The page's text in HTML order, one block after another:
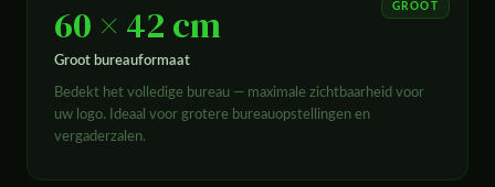
GROOT
60 × 42 cm
Groot bureauformaat
Bedekt het volledige bureau — maximale zichtbaarheid voor
uw logo. Ideaal voor grotere bureauopstellingen en
vergaderzalen.